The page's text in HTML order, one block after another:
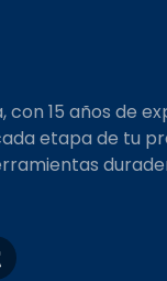
con 15 años de
etapa de tu